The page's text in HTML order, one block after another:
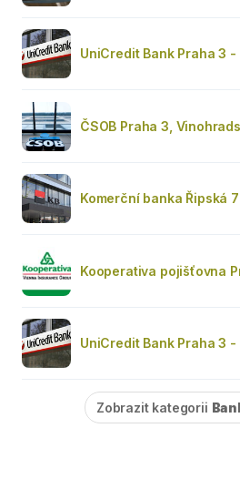
UniCredit Bank Praha 3
ČSOB Praha 3,
Komerční banka Řipská
Kooperativa pojišťovna
UniCredit Bank Praha 3 -
Zobrazit kategorii